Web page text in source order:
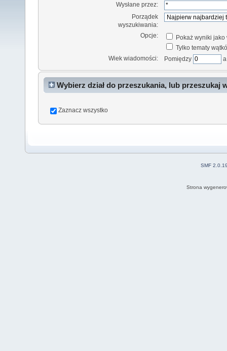
Wysłane przez:
Porządek
wyszukiwania:
Opcje:
Pokaż wyniki jako
Tylko tematy
Wiek wiadomości:
Pomiędzy
Wybierz dział do przeszukania, lub przeszukaj
Zaznacz wszystko
SMF
Strona